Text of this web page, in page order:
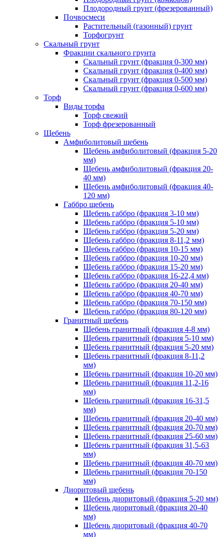
Плодородный грунт (фрезерованный)
Почвосмеси
Растительный (газонный) грунт
Торфогрунт
Скальный грунт
Фракции скального грунта
Скальный грунт (фракция 0-300 мм)
Скальный грунт (фракция 0-400 мм)
Скальный грунт (фракция 0-500 мм)
Скальный грунт (фракция 0-600 мм)
Торф
Виды торфа
Торф свежий
Торф фрезерованный
Щебень
Амфиболитовый щебень
Щебень амфиболитовый (фракция 5-20
мм)
Щебень амфиболитовый (фракция 20-
40 мм)
Щебень амфиболитовый (фракция 40-
120 мм)
Габбро щебень
Щебень габбро (фракция 3-10 мм)
Щебень габбро (фракция 5-10 мм)
Щебень габбро (фракция 5-20 мм)
Щебень габбро (фракция 8-11,2 мм)
Щебень габбро (фракция 10-15 мм)
Щебень габбро (фракция 10-20 мм)
Щебень габбро (фракция 15-20 мм)
Щебень габбро (фракция 16-22,4 мм)
Щебень габбро (фракция 20-40 мм)
Щебень габбро (фракция 40-70 мм)
Щебень габбро (фракция 70-150 мм)
Щебень габбро (фракция 80-120 мм)
Гранитный щебень
Щебень гранитный (фракция 4-8 мм)
Щебень гранитный (фракция 5-10 мм)
Щебень гранитный (фракция 5-20 мм)
Щебень гранитный (фракция 8-11,2
мм)
Щебень гранитный (фракция 10-20 мм)
Щебень гранитный (фракция 11,2-16
мм)
Щебень гранитный (фракция 16-31,5
мм)
Щебень гранитный (фракция 20-40 мм)
Щебень гранитный (фракция 20-70 мм)
Щебень гранитный (фракция 25-60 мм)
Щебень гранитный (фракция 31,5-63
мм)
Щебень гранитный (фракция 40-70 мм)
Щебень гранитный (фракция 70-150
мм)
Диоритовый щебень
Щебень диоритовый (фракция 5-20 мм)
Щебень диоритовый (фракция 20-40
мм)
Щебень диоритовый (фракция 40-70
мм)